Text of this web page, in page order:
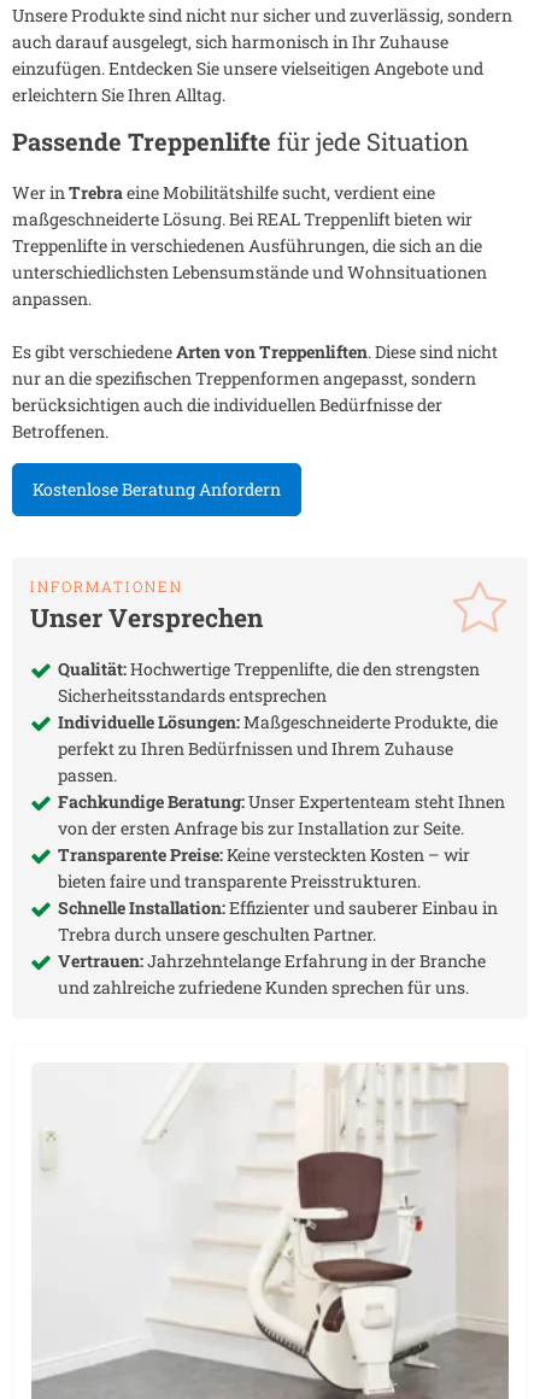
Unsere Produkte sind nicht nur sicher und zuverlässig, sondern
auch darauf ausgelegt, sich harmonisch in Ihr Zuhause
einzufügen. Entdecken Sie unsere vielseitigen Angebote und
erleichtern Sie Ihren Alltag.
Passende Treppenlifte für jede Situation
Wer inTrebraeine Mobilitätshilfe sucht, verdient eine
maßgeschneiderte Lösung. Bei REAL Treppenlift bieten wir
Treppenlifte in verschiedenen Ausführungen, die sich an die
unterschiedlichsten Lebensumstände und Wohnsituationen
anpassen.
Es gibt verschiedeneArten von Treppenliften. Diese sind nicht
nur an die spezifischen Treppenformen angepasst, sondern
berücksichtigen auch die individuellen Bedürfnisse der
Betroffenen.
Kostenlose Beratung Anfordern
INFORMATIONEN
Unser Versprechen
Qualität:Hochwertige Treppenlifte, die den strengsten
Sicherheitsstandards entsprechen
Individuelle Lösungen:Maßgeschneiderte Produkte, die
perfekt zu Ihren Bedürfnissen und Ihrem Zuhause
passen.
Fachkundige Beratung:Unser Expertenteam steht Ihnen
von der ersten Anfrage bis zur Installation zur Seite.
Transparente Preise:Keine versteckten Kosten – wir
bieten faire und transparente Preisstrukturen.
Schnelle Installation:Effizienter und sauberer Einbau in
Trebradurch unsere geschulten Partner.
Vertrauen:Jahrzehntelange Erfahrung in der Branche
und zahlreiche zufriedene Kunden sprechen für uns.